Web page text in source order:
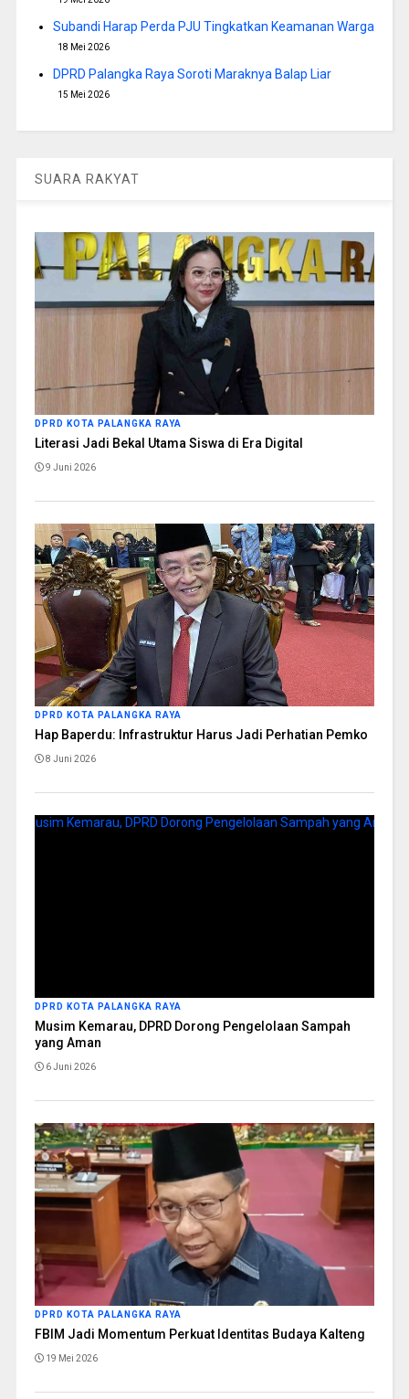
Subandi Harap Perda PJU Tingkatkan Keamanan Warga
18 Mei 2026
DPRD Palangka Raya Soroti Maraknya Balap Liar
15 Mei 2026
SUARA RAKYAT
DPRD KOTA PALANGKA RAYA
Literasi Jadi Bekal Utama Siswa di Era Digital
9 Juni 2026
DPRD KOTA PALANGKA RAYA
Hap Baperdu: Infrastruktur Harus Jadi Perhatian Pemko
8 Juni 2026
DPRD KOTA PALANGKA RAYA
Musim Kemarau, DPRD Dorong Pengelolaan Sampah
yang Aman
6 Juni 2026
DPRD KOTA PALANGKA RAYA
FBIM Jadi Momentum Perkuat Identitas Budaya Kalteng
19 Mei 2026